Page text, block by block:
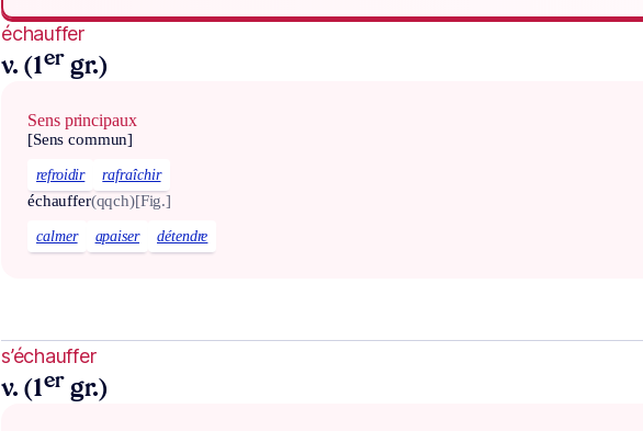
échauffer
v. (1er gr.)
Sens principaux
[Sens commun]
refroidir rafraîchir
échauffer(qqch)[Fig.]
calmer apaiser détendre
s’échauffer
v. (1er gr.)